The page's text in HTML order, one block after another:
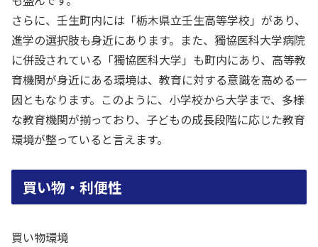
さらに、壬生町内には「栃木県立壬生高等学校」があり、
進学の選択肢も身近にあります。また、獨協医科大学病院
に併設されている「獨協医科大学」も町内にあり、高等教
育機関が身近にある環境は、教育に対する意識を高める一
因ともなります。このように、小学校から大学まで、多様
な教育機関が揃っており、子どもの成長段階に応じた教育
環境が整っていると言えます。
買い物・利便性
買い物環境